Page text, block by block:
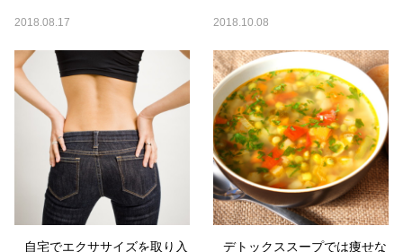
2018.08.17 2018.10.08
自宅でエクササイズを取り入
デトックススープでは痩せな